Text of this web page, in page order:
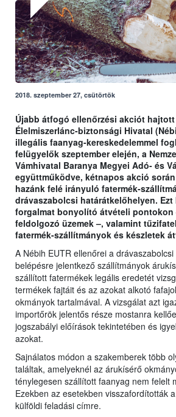
2018. szeptember 27, csütörtök
Újabb átfogó ellenőrzési akciót hajtott
Élelmiszerlánc-biztonsági Hivatal
illegális faanyag-kereskedelemmel
felügyelők szeptember elején, a
Vámhivatal Baranya Megyei Adó- és
együttműködve, kétnapos akció
hazánk felé irányuló fatermék-
drávaszabolcsi határátkelőhelyen.
forgalmat bonyolító átvételi pontokon
feldolgozó üzemek –, valamint
fatermék-szállítmányok és készletek
A Nébih EUTR ellenőrei a
belépésre jelentkező szállítmányok
szállított fatermékek legális eredetét
termékek fajtáit és az azokat alkotó
okmányok tartalmával. A vizsgálat azt
importőrök jelentős része mostanra
jogszabályi előírások tekintetében és
azokat.
Sajnálatos módon a szakemberek több
találtak, amelyeknél az árukísérő
ténylegesen szállított faanyag nem felelt
Ezekben az esetekben visszafordították
külföldi feladási címre.